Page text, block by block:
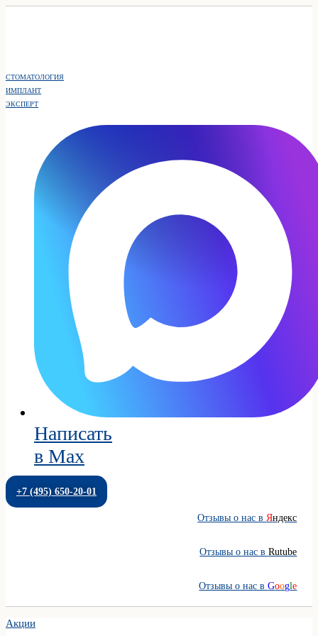
СТОМАТОЛОГИЯ
ИМПЛАНТ
ЭКСПЕРТ
Написать
в Max
+7 (495) 650-20-01
Отзывы о нас вЯндекс
Отзывы о нас вRutube
Отзывы о нас вGoogle
Акции